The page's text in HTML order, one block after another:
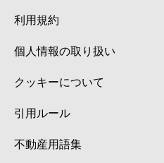
利用規約
個人情報の取り扱い
クッキーについて
引用ルール
不動産用語集